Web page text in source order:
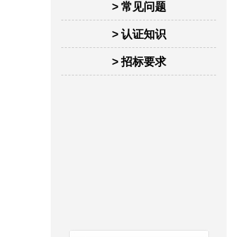
> 常见问题
> 认证知识
> 招标要求